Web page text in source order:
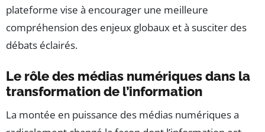
plateforme vise à encourager une meilleure
compréhension des enjeux globaux et à susciter des
débats éclairés.
Le rôle des médias numériques dans la
transformation de l’information
La montée en puissance des médias numériques a